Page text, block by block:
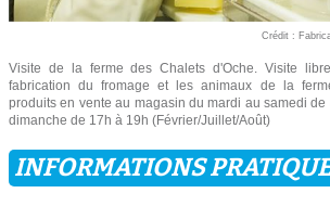
Crédit :
Visite de la ferme des Chalets d'Oche. Visite
fabrication du fromage et les animaux de la
produits en vente au magasin du mardi au samedi
dimanche de 17h à 19h (Février/Juillet/Août)
INFORMATIONS